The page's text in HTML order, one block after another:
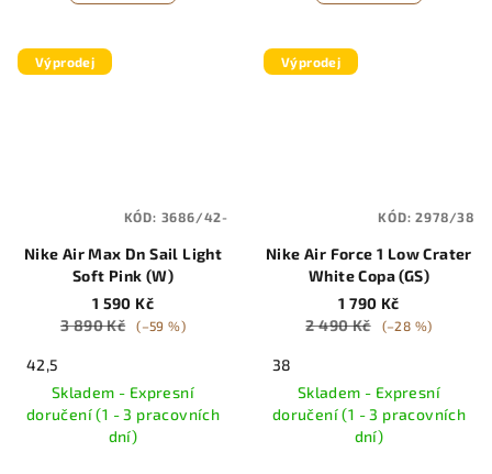
Výprodej
Nike Air Max Dn Sail Light
Soft Pink (W)
1 590 Kč
3 890 Kč
(–59 %)
42,5
Skladem - Expresní
doručení (1 - 3 pracovních
dní)
KÓD: 3686/42-
Výprodej
Nike Air Force 1 Low Crater
White Copa (GS)
1 790 Kč
2 490 Kč
(–28 %)
38
Skladem - Expresní
doručení (1 - 3 pracovních
dní)
KÓD:2978/38